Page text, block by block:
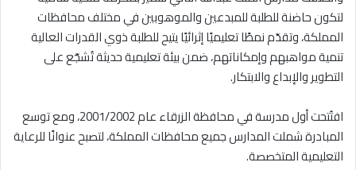
لتكون حاضنة للطلبة للمبدعين والموهوبين في مختلف محافظات
المملكة، وتقدّم نمطًا تعليميًا إثرائيًا يتيح للطلبة ذوي القدرات العالية
تنمية مواهبهم وإمكاناتهم، ضمن بيئة تعليمية حديثة تُشجّع على
التطوير والإبداع والابتكار.
افتُتحت أول مدرسة في محافظة الزرقاء عام 2001/2002، ومع توسع
المبادرة شملت المدارس جميع محافظات المملكة، لتصبح عنوانًا للرعاية
التعليمية المتخصصة.